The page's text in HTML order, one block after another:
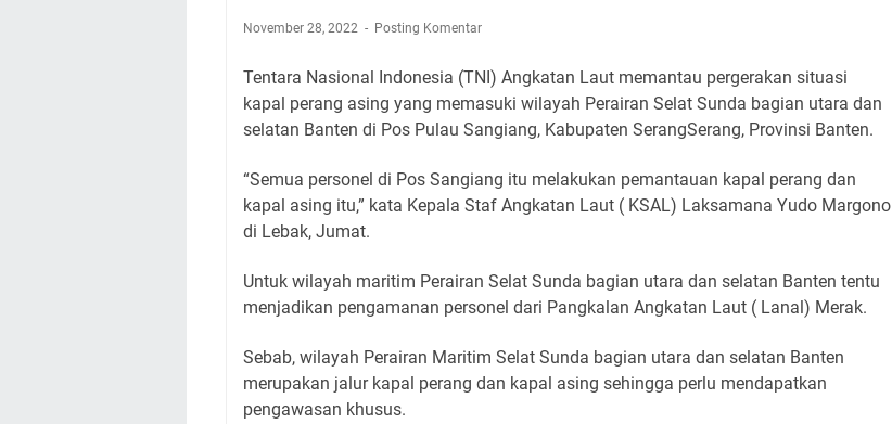
November 28, 2022 Posting Komentar
Tentara Nasional Indonesia (TNI) Angkatan Laut memantau pergerakan situasi
kapal perang asing yang memasuki wilayah Perairan Selat Sunda bagian utara dan
selatan Banten di Pos Pulau Sangiang, Kabupaten SerangSerang, Provinsi Banten.
“Semua personel di Pos Sangiang itu melakukan pemantauan kapal perang dan
kapal asing itu,” kata Kepala Staf Angkatan Laut ( KSAL) Laksamana Yudo Margono
di Lebak, Jumat.
Untuk wilayah maritim Perairan Selat Sunda bagian utara dan selatan Banten tentu
menjadikan pengamanan personel dari Pangkalan Angkatan Laut ( Lanal) Merak.
Sebab, wilayah Perairan Maritim Selat Sunda bagian utara dan selatan Banten
merupakan jalur kapal perang dan kapal asing sehingga perlu mendapatkan
pengawasan khusus.